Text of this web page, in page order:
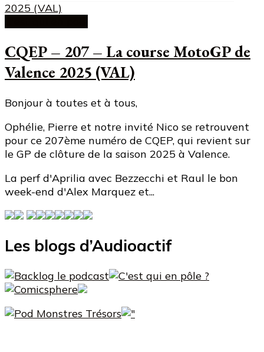
CQEP – 207 – La course MotoGP de
Valence 2025 (VAL)
Bonjour à toutes et à tous,
Ophélie, Pierre et notre invité Nico se retrouvent
pour ce 207ème numéro de CQEP, qui revient sur
le GP de clôture de la saison 2025 à Valence.
La perf d'Aprilia avec Bezzecchi et Raul le bon
week-end d'Alex Marquez et...
Les blogs d’Audioactif